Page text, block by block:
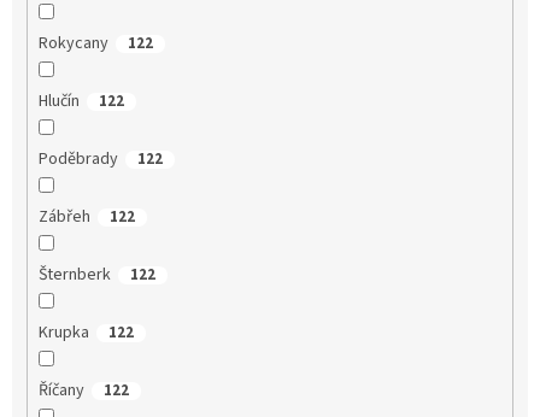
Rokycany 122
Hlučín 122
Poděbrady 122
Zábřeh 122
Šternberk 122
Krupka 122
Říčany 122